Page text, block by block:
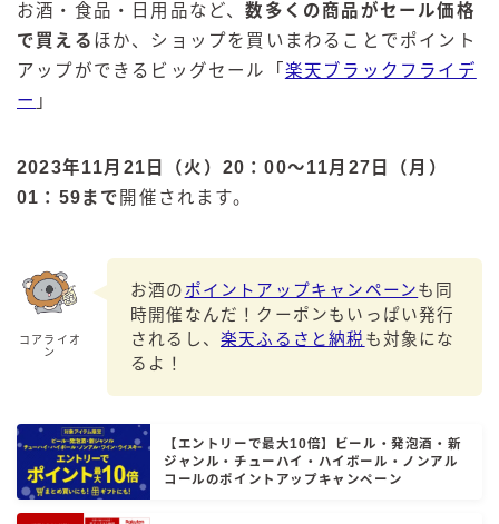
CRAFT－196℃
こだわり酒場
ほろよい
トリスハイボール
ジムビームハイボール
アサヒ
贅沢搾り
ザ・カクテルクラフト
Slat(すらっと）
お酒・食品・日用品など、数多くの商品がセール価格
で買える ほか、ショップを買いまわることでポイント
アップができるビッグセール「 楽天ブラックフライデ
ー 」
2023年11月21日（火）20：00～11月27日（月）
01：59まで 開催されます。
コアライオ
ン
お酒の ポイントアップキャンペーンも同
時開催なんだ！クーポンもいっぱい発行
されるし、 楽天ふるさと納税も対象にな
るよ！
【エントリーで最大10倍】ビール・発泡酒・新
ジャンル・チューハイ・ハイボール・ノンアル
コールのポイントアップキャンペーン